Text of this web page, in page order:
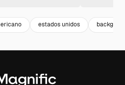
estados unidos